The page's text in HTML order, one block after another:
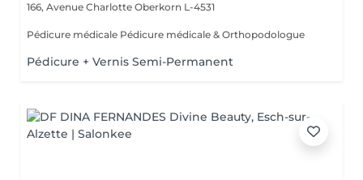
166, Avenue Charlotte Oberkorn L-4531
Pédicure médicale Pédicure médicale & Orthopodologue
Pédicure + Vernis Semi-Permanent